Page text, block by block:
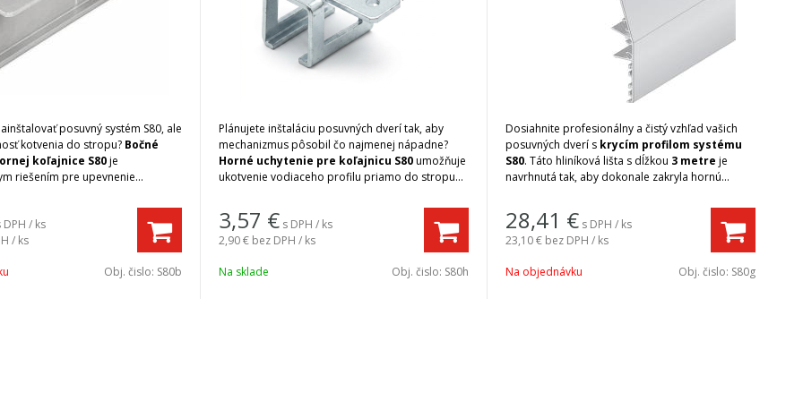
posuvný systém S80, ale
kotvenia do stropu? Bočné
koľajnice S80je
riešením pre upevnenie
držiak je navrhnutý tak, aby presne
koľajnicou a zabezpečil jej
častom používaní dverí.
farbe hliníka
a moderne, čím
DPH / ks
/ ks
Obj. čislo: S80b
Plánujete inštaláciu posuvných dverí tak, aby
mechanizmus pôsobil čo najmenej nápadne?
Horné uchytenie pre koľajnicu S80umožňuje
ukotvenie vodiaceho profilu priamo do stropu
moderné interiéry, kde sa vyžaduje čistý dizajn
bez viditeľných bočných konzol na stene.
Tento držiak je navrhnutý tak, aby presne
zapadol do profilu S80, čím zabezpečuje stabilitu
3,57 € s DPH / ks
2,90 € bez DPH / ks
Na sklade Obj. čislo: S80h
Dosiahnite profesionálny a čistý vzhľad vašich
posuvných dverí s krycím profilom systému
S80. Táto hliníková lišta s dĺžkou 3 metre je
navrhnutá tak, aby dokonale zakryla hornú
mechanické časti skryté pred zrakom, čo
podčiarkuje moderný charakter interiéru.
povrchovou úpravou, ktorá ladí s ostatnými
28,41 € s DPH / ks
23,10 € bez DPH / ks
Na objednávku Obj. čislo: S80g